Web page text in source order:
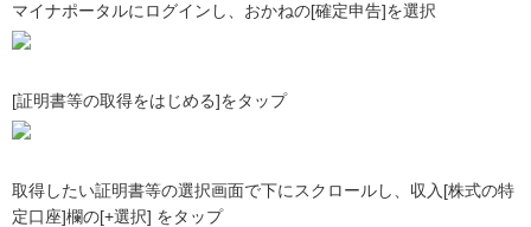
マイナポータルにログインし、おかねの[確定申告]を選択
[証明書等の取得をはじめる]をタップ
取得したい証明書等の選択画面で下にスクロールし、収入[株式の特
定口座]欄の[+選択] をタップ